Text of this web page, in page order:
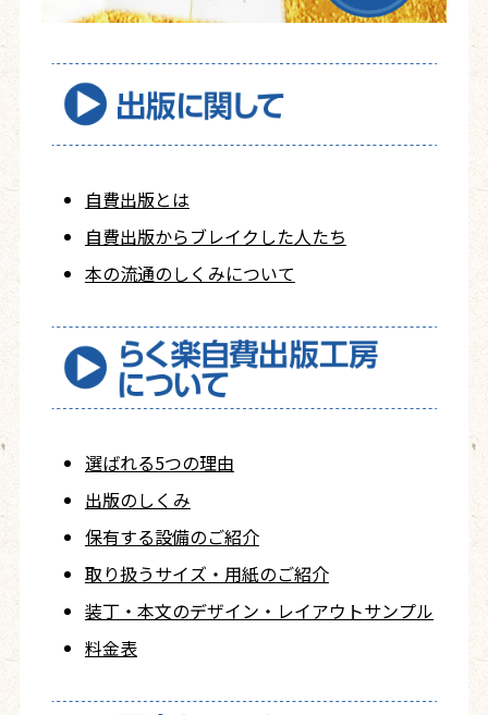
自費出版とは
自費出版からブレイクした人たち
本の流通のしくみについて
選ばれる5つの理由
出版のしくみ
保有する設備のご紹介
取り扱うサイズ・用紙のご紹介
装丁・本文のデザイン・レイアウトサンプル
料金表